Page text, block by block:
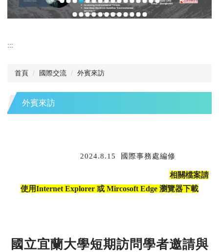
:::
首頁 國際交流 外賓來訪
外賓來訪
2024.8.15 國際事務處編修
相關檔案請
使用Internet Explorer 或 Mircosoft Edge 瀏覽器下載
國立宜蘭大學短期訪問學者邀請與